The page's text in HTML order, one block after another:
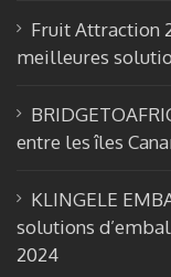
Fruit Attraction
meilleures
entre les îles
KLINGELE
solutions
2024